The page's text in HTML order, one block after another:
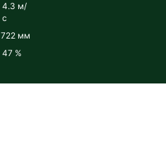
4.3 м/
с
722 мм
47 %